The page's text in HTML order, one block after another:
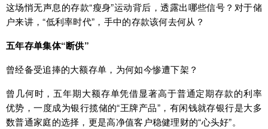
这场悄无声息的存款“瘦身”运动背后，透露出哪些信号？对于储
户来讲，“低利率时代”，手中的存款该何去何从？
五年存单集体“断供”
曾经备受追捧的大额存单，为何如今惨遭下架？
曾几何时，五年期大额存单凭借显著高于普通定期存款的利率
优势，一度成为银行揽储的“王牌产品”，有闲钱就存银行是大多
数普通家庭的选择，更是高净值客户稳健理财的“心头好”。